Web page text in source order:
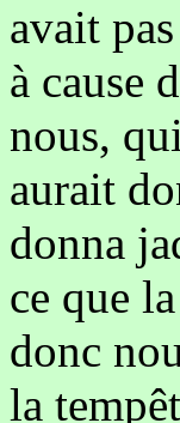
avait
à cause
nous,
aurait
donna
ce que
donc
la